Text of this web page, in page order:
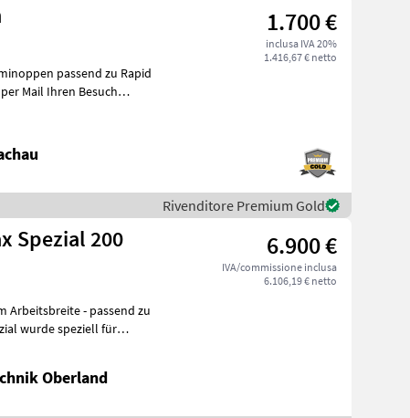
1.700 €
inclusa IVA 20%
1.416,67 € netto
passend zu Rapid
Rivenditore Premium Gold
Spezial 200
6.900 €
IVA/commissione inclusa
6.106,19 € netto
Arbeitsbreite - passend zu
wurde speziell für
Oberland